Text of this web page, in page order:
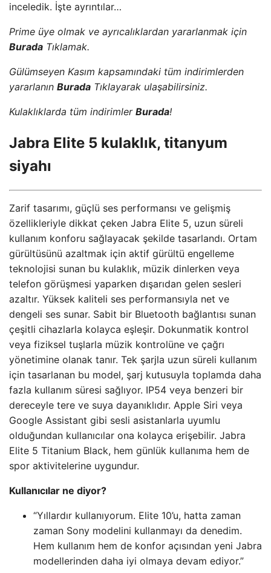
inceledik. İşte ayrıntılar…
Prime üye olmak ve ayrıcalıklardan yararlanmak için
Burada Tıklamak.
Gülümseyen Kasım kapsamındaki tüm indirimlerden
yararlanın Burada Tıklayarak ulaşabilirsiniz.
Kulaklıklarda tüm indirimler Burada!
Jabra Elite 5 kulaklık, titanyum
siyahı
Zarif tasarımı, güçlü ses performansı ve gelişmiş
özellikleriyle dikkat çeken Jabra Elite 5, uzun süreli
kullanım konforu sağlayacak şekilde tasarlandı. Ortam
gürültüsünü azaltmak için aktif gürültü engelleme
teknolojisi sunan bu kulaklık, müzik dinlerken veya
telefon görüşmesi yaparken dışarıdan gelen sesleri
azaltır. Yüksek kaliteli ses performansıyla net ve
dengeli ses sunar. Sabit bir Bluetooth bağlantısı sunan
çeşitli cihazlarla kolayca eşleşir. Dokunmatik kontrol
veya fiziksel tuşlarla müzik kontrolüne ve çağrı
yönetimine olanak tanır. Tek şarjla uzun süreli kullanım
için tasarlanan bu model, şarj kutusuyla toplamda daha
fazla kullanım süresi sağlıyor. IP54 veya benzeri bir
dereceyle tere ve suya dayanıklıdır. Apple Siri veya
Google Assistant gibi sesli asistanlarla uyumlu
olduğundan kullanıcılar ona kolayca erişebilir. Jabra
Elite 5 Titanium Black, hem günlük kullanıma hem de
spor aktivitelerine uygundur.
Kullanıcılar ne diyor?
“Yıllardır kullanıyorum. Elite 10’u, hatta zaman
zaman Sony modelini kullanmayı da denedim.
Hem kullanım hem de konfor açısından yeni Jabra
modellerinden daha iyi olmaya devam ediyor.”